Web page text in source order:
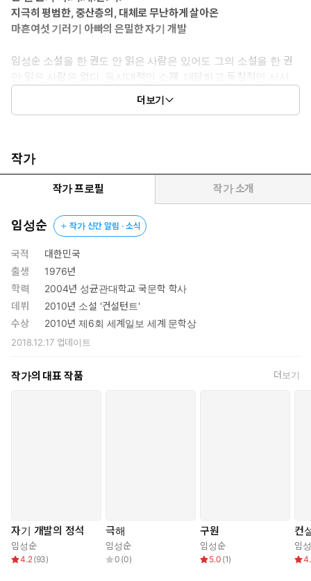
지극히 평범한, 중산층의, 대체로 무난하게 살아온
마흔여섯 기러기 아빠의 은밀한 자기 개발
임성순 소설을 한 권도 안 읽은 사람은 있어도 그의 소설을 한 권
만 읽은 사람은 없다. 동시대적인 소재, 대담하고 독창적인 서사,
흡입력 강한 문장으로 강력한 팬덤을 형성하고 있는 작가 임성순
의 다섯 번째 장편소설 『자기 개발의 정석』이 출간되었다. 민음
걸린 중년 남성의 때늦은 성장’이라는 독특한 소재와 상황마다 펼
쳐지는 리얼하고 디테일한 묘사, 읽기를 멈출 수 없을 정도로 리드
미컬하고 유려하게 쓰인 차진 문장으로 출간 전부터 많은 기대를
임성순의 대표작은 ‘회사 3부작’이다. 관료화된 자본주의가 약자
들에게 가하는 폭력을 그린 데뷔작 『컨설턴트』(은행나무,
2010), 자본주의를 비판하는 『컨설턴트』 같은 소설이 상품화되
는 상황을 그린 메타소설 『문근영은 위험해』(은행나무, 2012),
최대다수의 최대행복 같은 사회적 공리에 의문을 제기하는 『오
히려 다정한 사람들이 살고 있다』(실천문학사, 2012) 모두 자본
주의에 대해 질문하는 소설로 애초부터 회사 시리즈로 기획됐다.
한편 이후 발표한 『극해』(은행나무, 2014)는 태평양 위를 표류
설턴트』와 『문근영은 위험해』가 실험성 강한 인문 성향의 소
구조나 전통적 서사 어디에도 속하지 않는 독특한 구성은 경장편 소
설이라는 분량의 매력을 최대한 살린 작가의 기획력이 돋보이는 부
분이다. 장편소설에 비해 몰입 시간이 짧은 경장편 소설의 한계를
더보기
작가
작가 프로필 작가 소개
임성순 작가 신간 알림 · 소식
국적
대한민국
출생
1976년
학력
2004년 성균관대학교 국문학 학사
데뷔
2010년 소설 '컨설턴트'
수상
2010년 제6회 세계일보 세계 문학상
2018.12.17업데이트
작가의 대표 작품 더보기
자기 개발의 정석
임성순
4.2(93)
극해
임성순
0 (0)
구원
임성순
5.0 (1)
컨
임